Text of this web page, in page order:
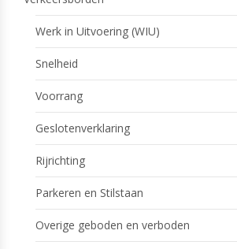
Werk in Uitvoering (WIU)
Snelheid
Voorrang
Geslotenverklaring
Rijrichting
Parkeren en Stilstaan
Overige geboden en verboden